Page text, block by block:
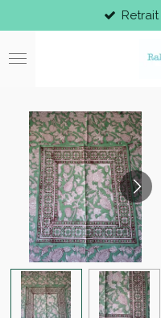
au
contenu